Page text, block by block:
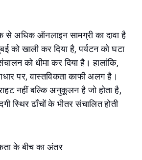
से अधिक ऑनलाइन सामग्री का दावा है
को खाली कर दिया है, पर्यटन को घटा
को धीमा कर दिया है। हालांकि,
पर, वास्तविकता काफी अलग है।
नहीं बल्कि अनुकूलन है जो होता है,
स्थिर ढाँचों के भीतर संचालित होती
के बीच का अंतर